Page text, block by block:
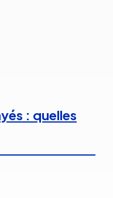
: quelles